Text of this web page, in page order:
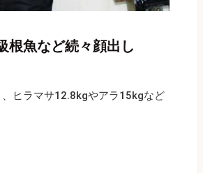
根魚など続々顔出し
ヒラマサ12.8kgやアラ15kgなど